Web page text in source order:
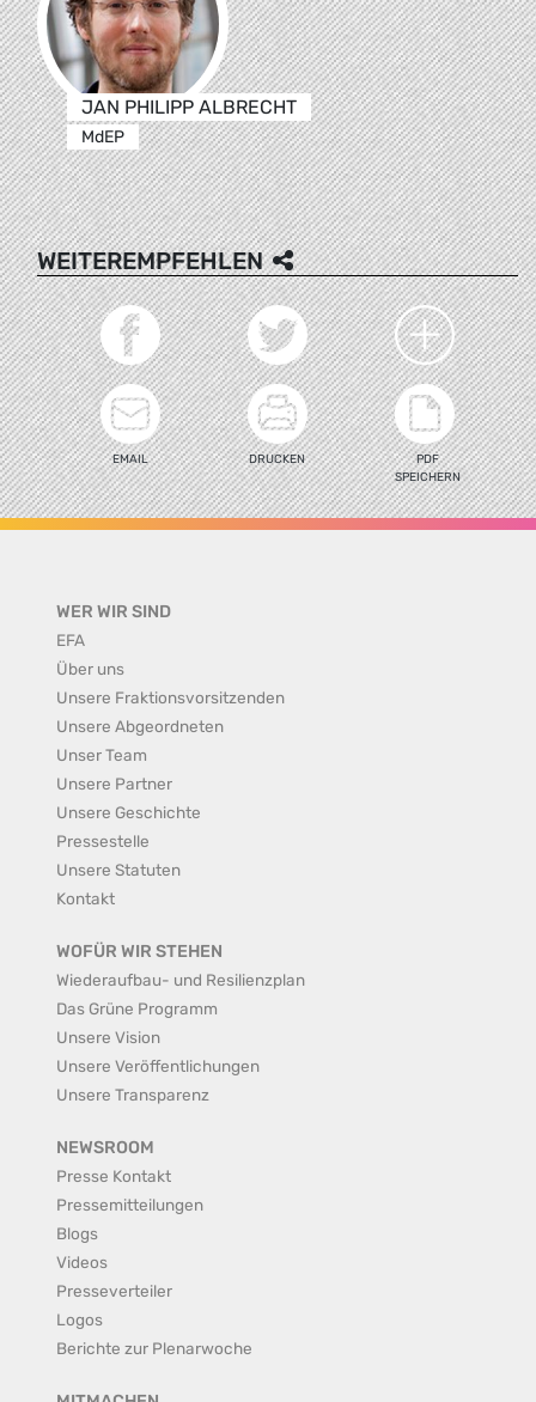
JAN PHILIPP ALBRECHT
MdEP
WEITEREMPFEHLEN
EMAIL DRUCKEN
PDF
SPEICHERN
WER WIR SIND
EFA
Über uns
Unsere Fraktionsvorsitzenden
Unsere Abgeordneten
Unser Team
Unsere Partner
Unsere Geschichte
Pressestelle
Unsere Statuten
Kontakt
WOFÜR WIR STEHEN
Wiederaufbau- und Resilienzplan
Das Grüne Programm
Unsere Vision
Unsere Veröffentlichungen
Unsere Transparenz
NEWSROOM
Presse Kontakt
Pressemitteilungen
Blogs
Videos
Presseverteiler
Logos
Berichte zur Plenarwoche